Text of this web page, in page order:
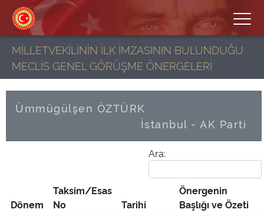
MİLLETVEKİLİNİN İLK İMZASININ BULUNDUĞU
MECLİS GENEL GÖRÜŞME ÖNERGELERİ
Ümmügülşen ÖZTÜRK
İstanbul - AK Parti
Ara:
Dönem
Taksim/Esas
No
Tarihi
Önergenin
Başlığı ve Özeti